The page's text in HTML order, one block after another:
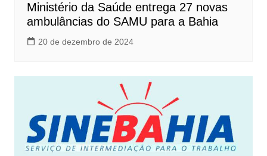
Ministério da Saúde entrega 27 novas
ambulâncias do SAMU para a Bahia
20 de dezembro de 2024